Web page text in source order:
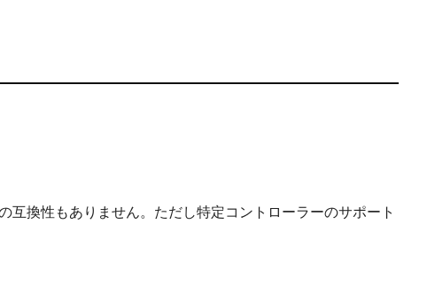
換性もありません。ただし特定コントローラーのサポート